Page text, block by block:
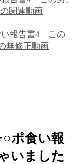
関連動画
報告書4「この
無修正動画
ポ食い報
いました